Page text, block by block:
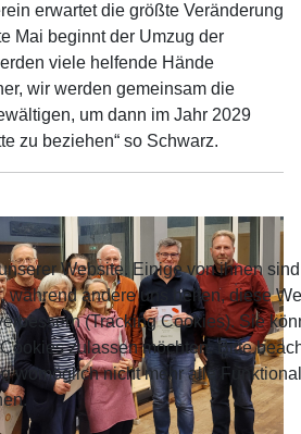
erwartet die größte Veränderung
Mai beginnt der Umzug der
viele helfende Hände
wir werden gemeinsam die
um dann im Jahr 2029
zu beziehen“ so Schwarz.
Website. Einige von ihnen
während andere uns helfen, diese
(Tracking Cookies). Sie
zulassen möchten. Bitte
womöglich nicht mehr alle